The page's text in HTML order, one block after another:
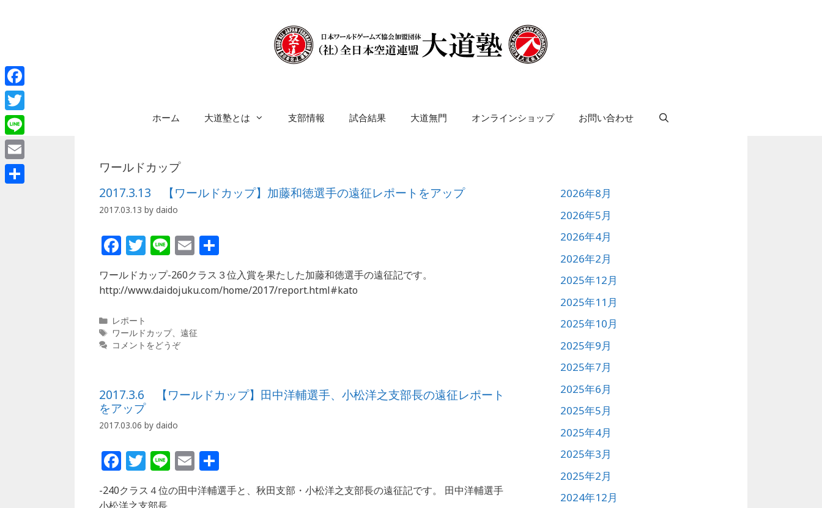
ツ
へ
ス
キ
ッ
プ
ホーム 大道塾とは 支部情報 試合結果 大道無門 オンラインショップ お問い合わせ
ワールドカップ
2017.3.13 【ワールドカップ】加藤和徳選手の遠征レポートをアップ
2017.03.13 by daido
F
a
c
b
o
T
itt
r
Li
n
e
E
m
ai
有
ワールドカップ-260クラス３位入賞を果たした加藤和徳選手の遠征記です。
http://www.daidojuku.com/home/2017/report.html#kato
カ
テ
ゴ
レポート
タ
グ
ワールドカップ、遠征
コメントをどうぞ
2017.3.6 【ワールドカップ】田中洋輔選手、小松洋之支部長の遠征レポート
をアップ
2017.03.06 by daido
F
a
c
T
w
itt
Li
n
e
E
m
ai
有
-240クラス４位の田中洋輔選手と、秋田支部・小松洋之支部長の遠征記です。 田中洋輔選手
2026年8月
2026年5月
2026年4月
2026年2月
2025年12月
2025年11月
2025年10月
2025年9月
2025年7月
2025年6月
2025年5月
2025年4月
2025年3月
2025年2月
2024年12月
Facebook
Twitter
Line
Email